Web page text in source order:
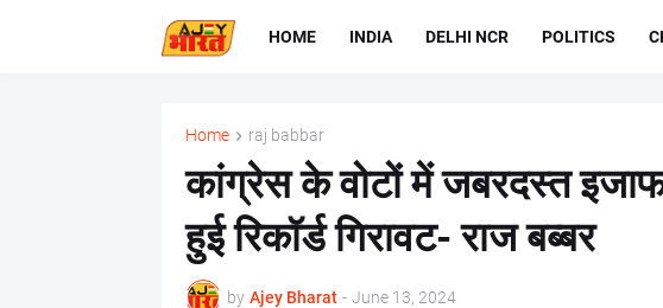
HOME INDIA DELHI NCR POLITICS
Home raj babbar
कांग्रेस के वोटों में जबरदस्त
हुई रिकॉर्ड गिरावट- राज बब्बर
by Ajey Bharat - June 13, 2024